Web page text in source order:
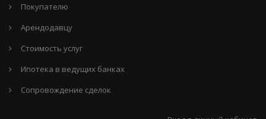
Покупателю
Арендодавцу
Стоимость услуг
Ипотека в ведущих банках
Сопровождение сделок